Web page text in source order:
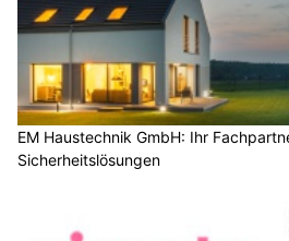
EM Haustechnik GmbH: Ihr
Sicherheitslösungen